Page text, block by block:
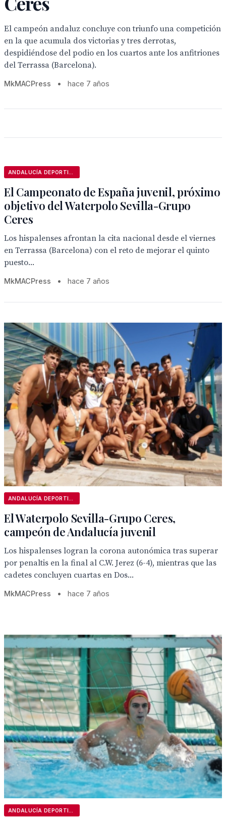
El campeón andaluz concluye con triunfo una competición
en la que acumula dos victorias y tres derrotas,
despidiéndose del podio en los cuartos ante los anfitriones
del Terrassa (Barcelona).
MkMACPress • hace 7 años
El Campeonato de España juvenil, próximo
objetivo del Waterpolo Sevilla-Grupo
Ceres
Los hispalenses afrontan la cita nacional desde el viernes
en Terrassa (Barcelona) con el reto de mejorar el quinto
puesto...
MkMACPress • hace 7 años
El Waterpolo Sevilla-Grupo Ceres,
campeón de Andalucía juvenil
Los hispalenses logran la corona autonómica tras superar
por penaltis en la final al C.W. Jerez (6-4), mientras que las
cadetes concluyen cuartas en Dos...
MkMACPress • hace 7 años